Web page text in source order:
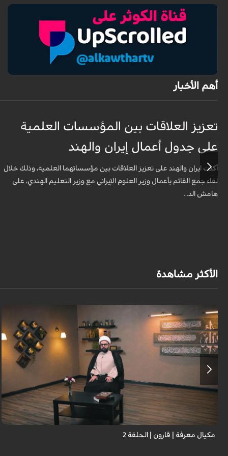
أهم الأخبار
تعزيز العلاقات بين المؤسسات العلمية
على جدول أعمال إيران والهند
أكدت ايران والهند على تعزيز العلاقات بين مؤسساتهما العلمية، وذلك خلال
لقاء جمع القائم بأعمال وزير العلوم الإيراني مع وزير التعليم الهندي، على
هامش الد...
الأكثر مشاهدة
مكيال معرفة | قارون | الحلقة 2